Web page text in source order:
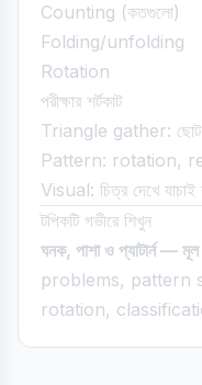
Counting (কতগুলো)
Folding/unfolding
Rotation
পরীক্ষার শর্টকাট
Triangle gather: ছোট
Pattern: rotation,
Visual: চিত্র দেখে যাচাই
টপিকটি গভীরে শিখুন
ঘনক, পাশা ও প্যাটার্ন — মূল
problems, pattern
rotation,